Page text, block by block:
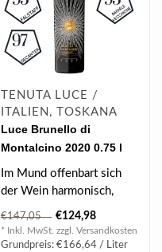
TENUTA LUCE /
ITALIEN, TOSKANA
Luce Brunello di
Montalcino 2020 0.75 l
Im Mund offenbart sich
der Wein harmonisch,
reichhaltig und von
großer Struktur..
€147,05 €124,98
* Inkl. MwSt. zzgl. Versandkosten
Grundpreis: €166,64 / Liter